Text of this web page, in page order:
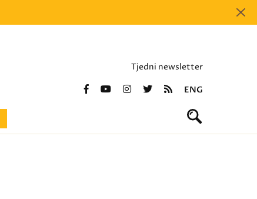
Tjedni newsletter
ENG